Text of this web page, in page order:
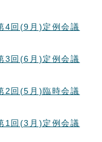
4回(9月)定例会議
3回(6月)定例会議
2回(5月)臨時会議
1回(3月)定例会議